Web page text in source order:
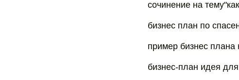
сочинение на
бизнес план по
пример бизнес плана
бизнес-план идея